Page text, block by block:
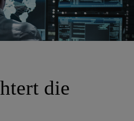
die